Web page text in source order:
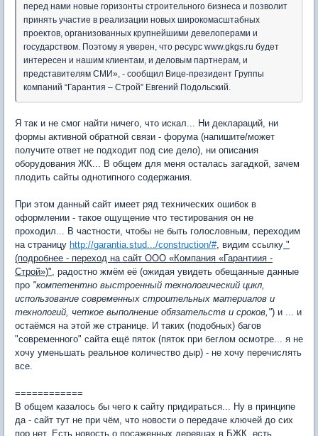
перед нами новые горизонты строительного бизнеса и позволит
принять участие в реализации новых широкомасштабных
проектов, организованных крупнейшими девелоперами и
государством. Поэтому я уверен, что ресурс www.gkgs.ru будет
интересен и нашим клиентам, и деловым партнерам, и
представителям СМИ», - сообщил Вице-президент Группы
компаний “Гарантия – Строй” Евгений Подольский.
Я так и не смог найти ничего, что искал... Ни деклараций, ни
формы активной обратной связи - форума (напишите/может
получите ответ не подходит под сие дело), ни описания
оборудования ЖК... В общем для меня осталась загадкой, зачем
плодить сайты однотипного содержания.
При этом данный сайт имеет ряд технических ошибок в
оформлении - такое ощущение что тестирования он не
проходил... В частности, чтобы не быть голословным, переходим
на страницу http://garantia.stud.../construction/#, видим ссылку "
(подробнее - переход на сайт ООО «Компания «Гарантиия -
Строй»)" , радостно жмём её (ожидая увидеть обещанные данные
про "компетентно выстроенный технологический цикл,
использование современных строительных материалов и
технологий, четкое выполнение обязательств и сроков,") и ... и
остаёмся на этой же странице. И таких (подобных) багов
"современного" сайта ещё пяток (пяток при беглом осмотре... я не
хочу уменьшать реальное количество дыр) - не хочу перечислять
все.
============
В общем казалось бы чего к сайту придираться... Ну в принципе
да - сайт тут не при чём, что новости о передаче ключей до сих
пор нет. Есть новость о посаженных деревцах в БЖК, есть